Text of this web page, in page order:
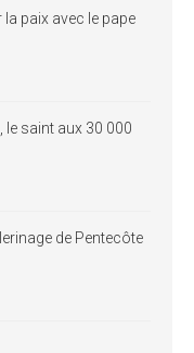
paix avec le pape
le saint aux 30 000
de Pentecôte